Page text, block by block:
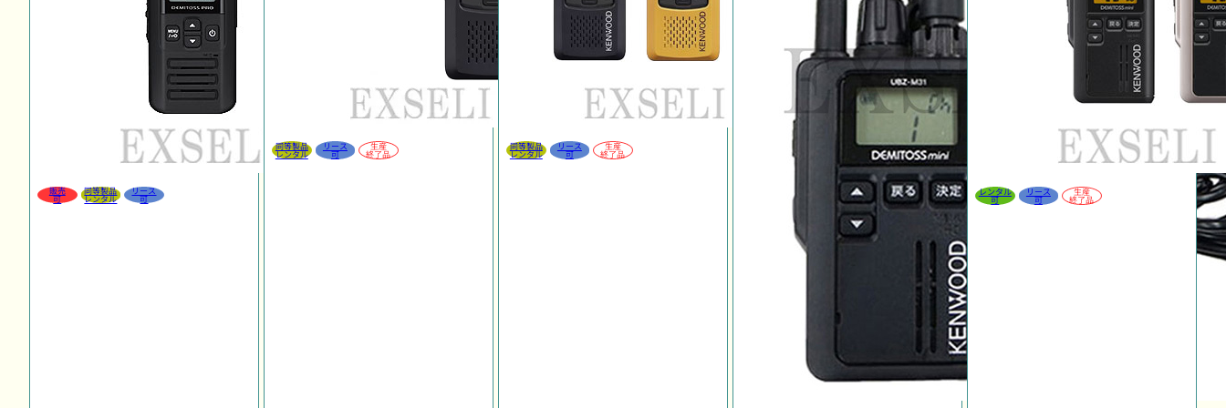
販売
可
同等製品
レンタル
リース
可
同等製品
レンタル
リース
可
生産
終了品
同等製品
レンタル
リース
可
生産
終了品
レンタル
可
リース
可
生産
終了品